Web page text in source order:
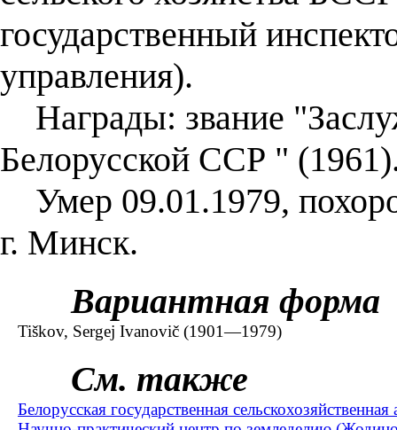
государственный
управления).
Награды: звание
Белорусской ССР "
Умер 09.01.1979,
г. Минск.
Вариантная форма
Tiškov, Sergej Ivanovič (1901—1979)
См. также
Белорусская государственная